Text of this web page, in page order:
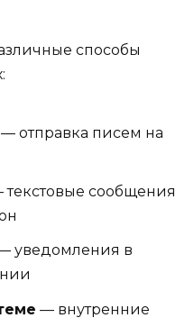
способы
— отправка писем на
текстовые сообщения
уведомления в
— внутренние